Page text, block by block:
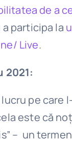
de a
participa la
Live.
2021:
pe care
este că
– un